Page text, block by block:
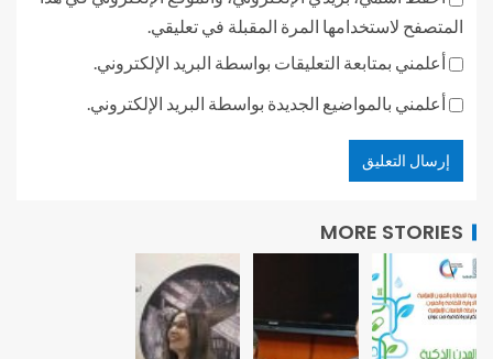
المتصفح لاستخدامها المرة المقبلة في تعليقي.
أعلمني بمتابعة التعليقات بواسطة البريد الإلكتروني.
أعلمني بالمواضيع الجديدة بواسطة البريد الإلكتروني.
MORE STORIES